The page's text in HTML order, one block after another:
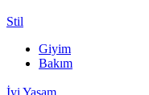
Stil
Giyim
Bakım
İyi Yaşam